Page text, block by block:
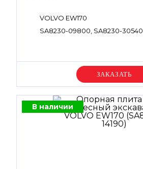
VOLVO EW170
SA8230-09800, SA8230-30540
Уточняйте цену
В наличии